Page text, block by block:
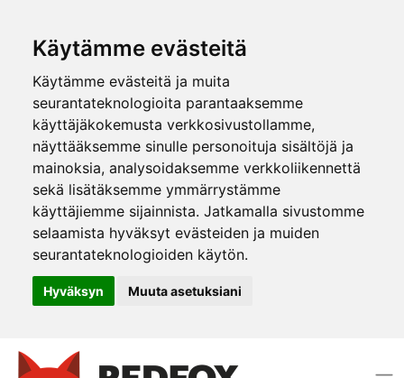
Käytämme evästeitä
Käytämme evästeitä ja muita
seurantateknologioita parantaaksemme
käyttäjäkokemusta verkkosivustollamme,
näyttääksemme sinulle personoituja sisältöjä ja
mainoksia, analysoidaksemme verkkoliikennettä
sekä lisätäksemme ymmärrystämme
käyttäjiemme sijainnista. Jatkamalla sivustomme
selaamista hyväksyt evästeiden ja muiden
seurantateknologioiden käytön.
Hyväksyn Muuta asetuksiani